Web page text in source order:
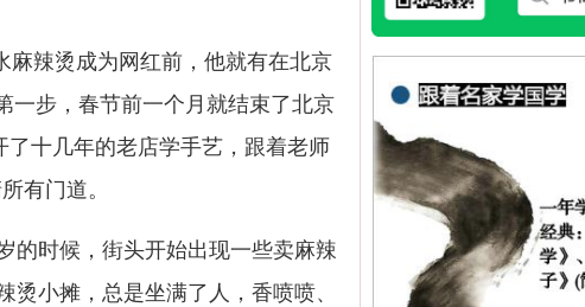
辣烫成为网红前，他就有在北京
一步，春节前一个月就结束了北京
十几年的老店学手艺，跟着老师
有门道。
时候，街头开始出现一些卖麻辣
小摊，总是坐满了人，香喷喷、